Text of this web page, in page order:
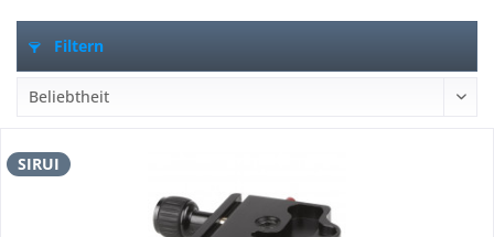
Filtern
SIRUI